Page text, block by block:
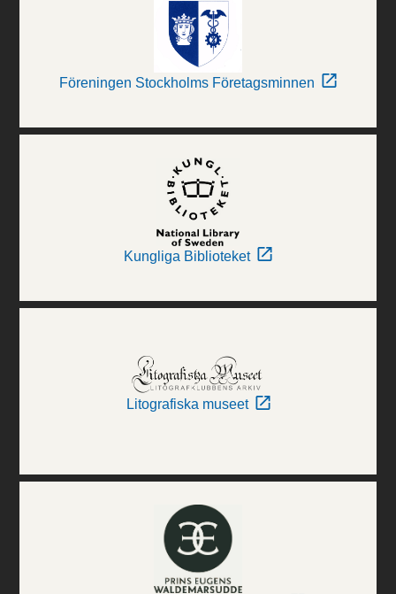
Föreningen Stockholms Företagsminnen
Kungliga Biblioteket
Litografiska museet